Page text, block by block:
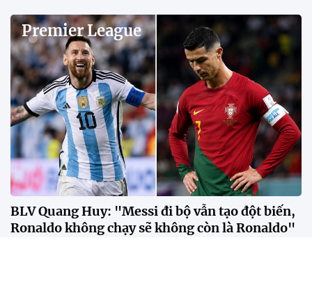
Premier League
BLV Quang Huy: "Messi đi bộ vẫn tạo đột biến,
Ronaldo không chạy sẽ không còn là Ronaldo"